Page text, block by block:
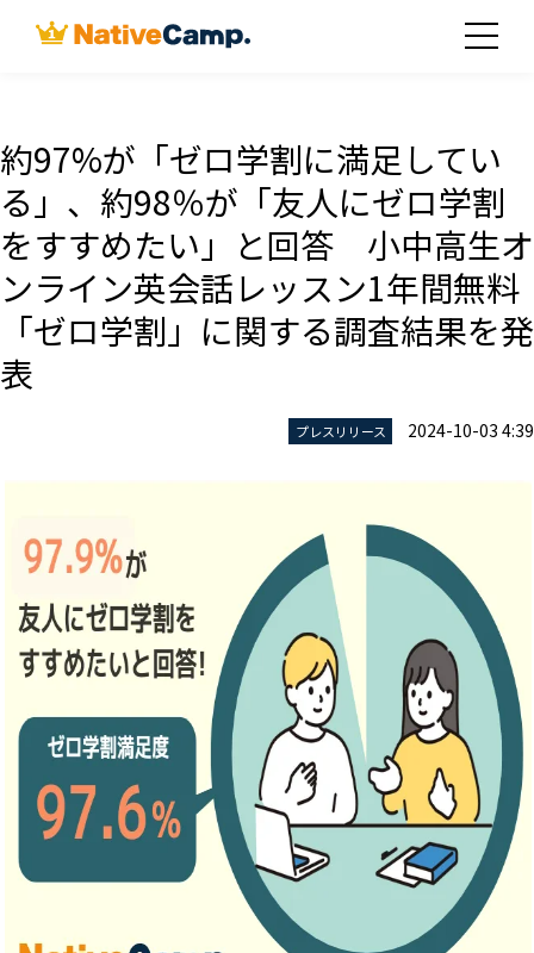
約97%が「ゼロ学割に満足してい
る」、約98％が「友人にゼロ学割
をすすめたい」と回答 小中高生オ
ンライン英会話レッスン1年間無料
「ゼロ学割」に関する調査結果を発
表
プレスリリース 2024-10-03 4:39